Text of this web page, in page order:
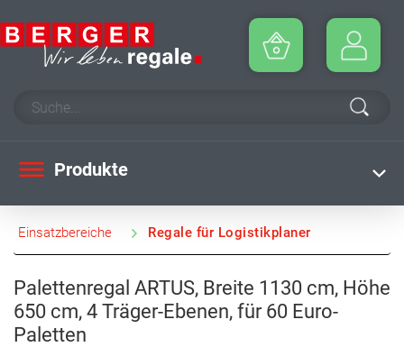
Produkte
Einsatzbereiche Regale für Logistikplaner
Palettenregal ARTUS, Breite 1130 cm, Höhe
650 cm, 4 Träger-Ebenen, für 60 Euro-
Paletten